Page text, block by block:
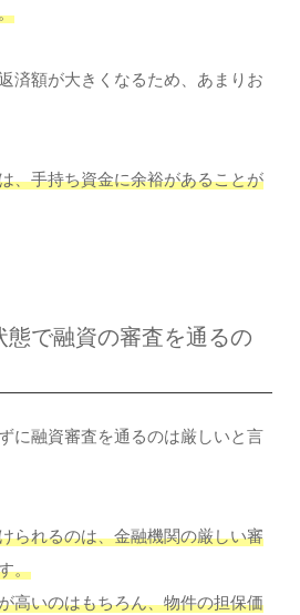
済額が大きくなるため、あまりお
、手持ち資金に余裕があることが
態で融資の審査を通るの
に融資審査を通るのは厳しいと言
られるのは、金融機関の厳しい審
。
高いのはもちろん、物件の担保価